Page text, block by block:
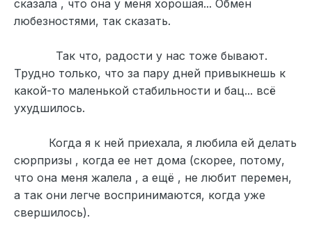
сказала , что она у меня хорошая... Обмен
любезностями, так сказать.
Так что, радости у нас тоже бывают.
Трудно только, что за пару дней привыкнешь к
какой-то маленькой стабильности и бац... всё
ухудшилось.
Когда я к ней приехала, я любила ей делать
сюрпризы , когда ее нет дома (скорее, потому,
что она меня жалела , а ещё , не любит перемен,
а так они легче воспринимаются, когда уже
свершилось).